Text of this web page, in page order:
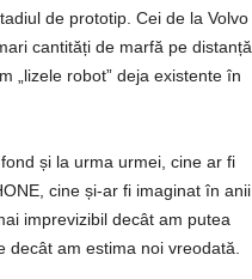
de prototip. Cei de la Volvo
cantități de marfă pe distanță
„lizele robot” deja existente în
și la urma urmei, cine ar fi
cine și-ar fi imaginat în anii
imprevizibil decât am putea
am estima noi vreodată.